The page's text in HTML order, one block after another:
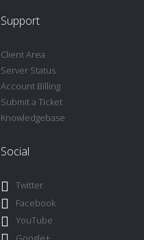
Support
Client Area
Server Status
Account Billing
Submit a Ticket
Knowledgebase
Social
Twitter
Facebook
YouTube